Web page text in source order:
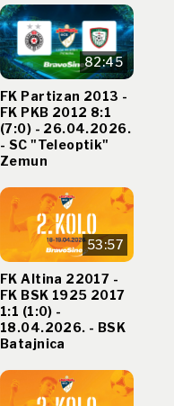
82:45
FK Partizan 2013 -
FK PKB 2012 8:1
(7:0) - 26.04.2026.
- SC "Teleoptik"
Zemun
53:57
FK Altina 22017 -
FK BSK 1925 2017
1:1 (1:0) -
18.04.2026. - BSK
Batajnica